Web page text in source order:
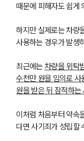
때문에 피해자도 쉽게
하지만 실제로는 차량
사용하는 경우가 발생
최근에는 차량을 위탁
수천만 원을 임의로 사
원을 받은 뒤 잠적하는
이처럼 처음부터 약속
다면 사기죄가 성립할